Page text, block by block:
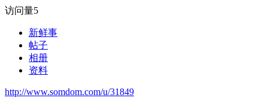
访问量5
新鲜事
帖子
相册
资料
http://www.somdom.com/u/31849